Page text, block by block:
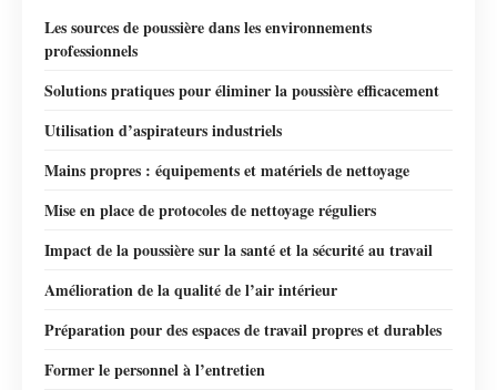
Les sources de poussière dans les environnements
professionnels
Solutions pratiques pour éliminer la poussière efficacement
Utilisation d’aspirateurs industriels
Mains propres : équipements et matériels de nettoyage
Mise en place de protocoles de nettoyage réguliers
Impact de la poussière sur la santé et la sécurité au travail
Amélioration de la qualité de l’air intérieur
Préparation pour des espaces de travail propres et durables
Former le personnel à l’entretien